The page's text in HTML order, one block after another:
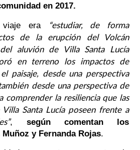
en 2017.
viaje era
“estudiar, de forma
de la erupción del Volcán
aluvión de Villa Santa Lucía
en terreno los impactos de
paisaje, desde una perspectiva
desde una perspectiva de
comprender la resiliencia que las
Santa Lucía poseen frente a
”, según comentan los
y Fernanda Rojas.